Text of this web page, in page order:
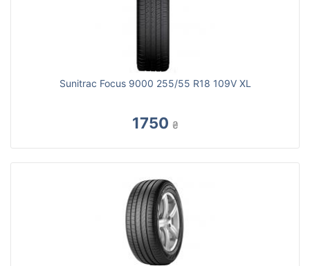
Sunitrac Focus 9000 255/55 R18 109V XL
1750 ₴